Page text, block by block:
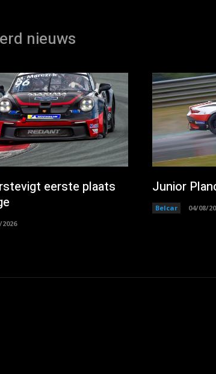
nieuws
eerste plaats
2026
Junior
Belcar 04/08/